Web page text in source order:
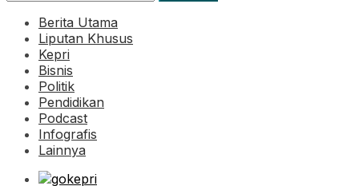
Berita Utama
Liputan Khusus
Kepri
Bisnis
Politik
Pendidikan
Podcast
Infografis
Lainnya